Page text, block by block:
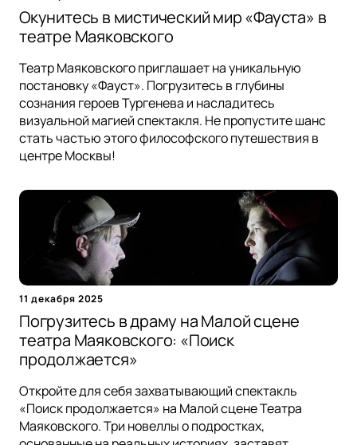
Окунитесь в мистический мир «Фауста» в
театре Маяковского
Театр Маяковского приглашает на уникальную
постановку «Фауст». Погрузитесь в глубины
сознания героев Тургенева и насладитесь
визуальной магией спектакля. Не пропустите шанс
стать частью этого философского путешествия в
центре Москвы!
11 декабря 2025
Погрузитесь в драму на Малой сцене
театра Маяковского: «Поиск
продолжается»
Откройте для себя захватывающий спектакль
«Поиск продолжается» на Малой сцене Театра
Маяковского. Три новеллы о подростках,